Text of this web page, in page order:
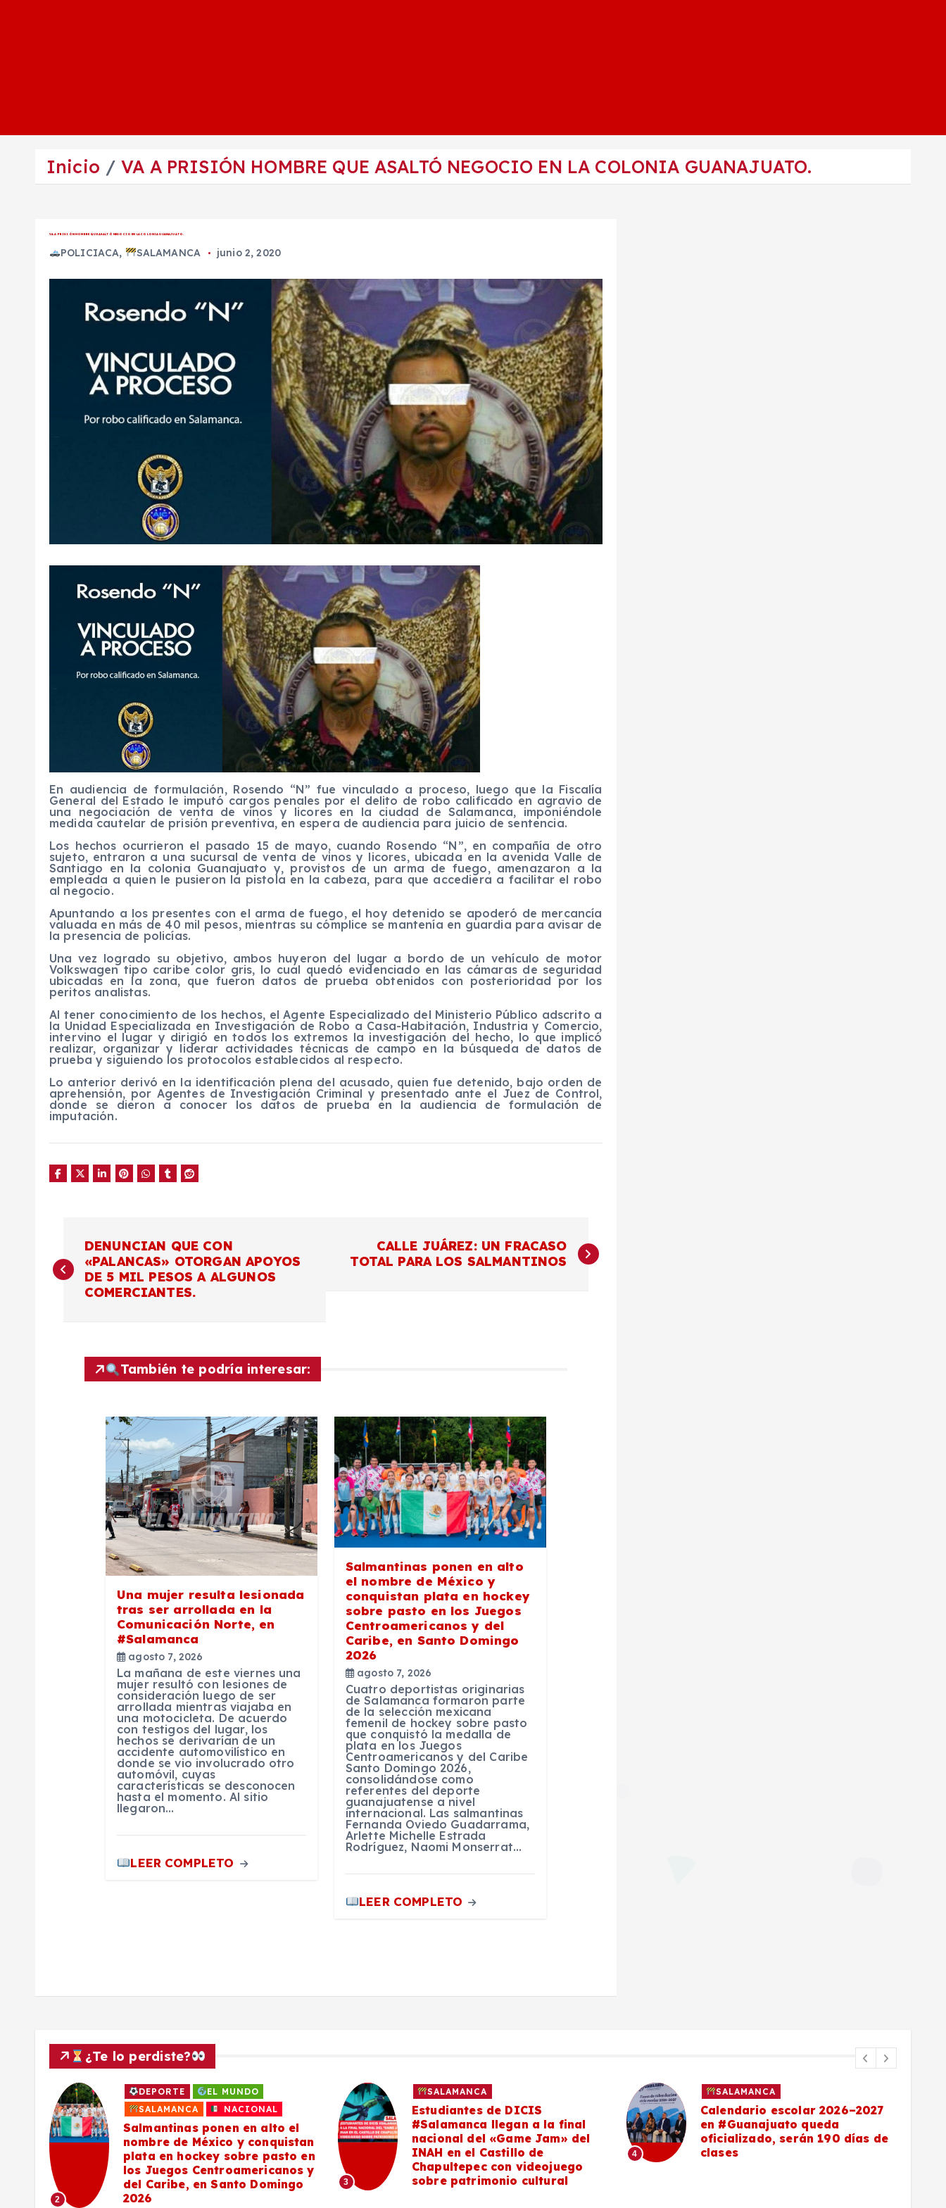
Inicio VA A PRISIÓN HOMBRE QUE ASALTÓ NEGOCIO EN LA COLONIA GUANAJUATO.
VA A PRISIÓN HOMBRE QUE ASALTÓ NEGOCIO EN LA COLONIA GUANAJUATO.
POLICIACA, SALAMANCA junio 2, 2020
En audiencia de formulación, Rosendo “N” fue vinculado a proceso, luego que la Fiscalía
General del Estado le imputó cargos penales por el delito de robo calificado en agravio de
una negociación de venta de vinos y licores en la ciudad de Salamanca, imponiéndole
medida cautelar de prisión preventiva, en espera de audiencia para juicio de sentencia.
Los hechos ocurrieron el pasado 15 de mayo, cuando Rosendo “N”, en compañía de otro
sujeto, entraron a una sucursal de venta de vinos y licores, ubicada en la avenida Valle de
Santiago en la colonia Guanajuato y, provistos de un arma de fuego, amenazaron a la
empleada a quien le pusieron la pistola en la cabeza, para que accediera a facilitar el robo
al negocio.
Apuntando a los presentes con el arma de fuego, el hoy detenido se apoderó de mercancía
valuada en más de 40 mil pesos, mientras su cómplice se mantenía en guardia para avisar de
la presencia de policías.
Una vez logrado su objetivo, ambos huyeron del lugar a bordo de un vehículo de motor
Volkswagen tipo caribe color gris, lo cual quedó evidenciado en las cámaras de seguridad
ubicadas en la zona, que fueron datos de prueba obtenidos con posterioridad por los
peritos analistas.
Al tener conocimiento de los hechos, el Agente Especializado del Ministerio Público adscrito a
la Unidad Especializada en Investigación de Robo a Casa-Habitación, Industria y Comercio,
intervino el lugar y dirigió en todos los extremos la investigación del hecho, lo que implicó
realizar, organizar y liderar actividades técnicas de campo en la búsqueda de datos de
prueba y siguiendo los protocolos establecidos al respecto.
Lo anterior derivó en la identificación plena del acusado, quien fue detenido, bajo orden de
aprehensión, por Agentes de Investigación Criminal y presentado ante el Juez de Control,
donde se dieron a conocer los datos de prueba en la audiencia de formulación de
imputación.
a
s
DENUNCIAN QUE CON
«PALANCAS» OTORGAN APOYOS
DE 5 MIL PESOS A ALGUNOS
COMERCIANTES.
CALLE JUÁREZ: UN FRACASO
TOTAL PARA LOS SALMANTINOS
También te podría interesar:
Una mujer resulta lesionada
tras ser arrollada en la
Comunicación Norte, en
#Salamanca
agosto 7, 2026
La mañana de este viernes una
mujer resultó con lesiones de
consideración luego de ser
arrollada mientras viajaba en
una motocicleta. De acuerdo
con testigos del lugar, los
hechos se derivarían de un
accidente automovilístico en
donde se vio involucrado otro
automóvil, cuyas
características se desconocen
hasta el momento. Al sitio
llegaron…
LEER COMPLETO
Salmantinas ponen en alto
el nombre de México y
conquistan plata en hockey
sobre pasto en los Juegos
Centroamericanos y del
Caribe, en Santo Domingo
2026
agosto 7, 2026
Cuatro deportistas originarias
de Salamanca formaron parte
de la selección mexicana
femenil de hockey sobre pasto
que conquistó la medalla de
plata en los Juegos
Centroamericanos y del Caribe
Santo Domingo 2026,
consolidándose como
referentes del deporte
guanajuatense a nivel
internacional. Las salmantinas
Fernanda Oviedo Guadarrama,
Arlette Michelle Estrada
Rodríguez, Naomi Monserrat…
LEER COMPLETO
¿Te lo perdiste?
2
DEPORTE
EL MUNDO
SALAMANCA
NACIONAL
Salmantinas ponen en alto el
nombre de México y conquistan
plata en hockey sobre pasto en
los Juegos Centroamericanos y
del Caribe, en Santo Domingo
2026
3
SALAMANCA
Estudiantes de DICIS
#Salamanca llegan a la final
nacional del «Game Jam» del
INAH en el Castillo de
Chapultepec con videojuego
sobre patrimonio cultural
4
SALAMANCA
Calendario escolar 2026–2027
en #Guanajuato queda
oficializado, serán 190 días de
clases